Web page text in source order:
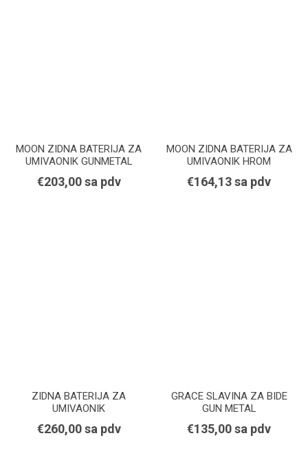
MOON ZIDNA BATERIJA ZA
UMIVAONIK GUNMETAL
€203,00 sa pdv
MOON ZIDNA BATERIJA ZA
UMIVAONIK HROM
€164,13 sa pdv
ZIDNA BATERIJA ZA
UMIVAONIK
€260,00 sa pdv
GRACE SLAVINA ZA BIDE
GUN METAL
€135,00 sa pdv